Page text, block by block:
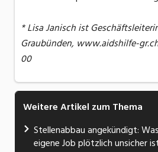
* Lisa Janisch ist
Graubünden, www.aidshilfe-
00
Weitere Artikel zum Thema
Stellenabbau angekündigt:
eigene Job plötzlich unsicher